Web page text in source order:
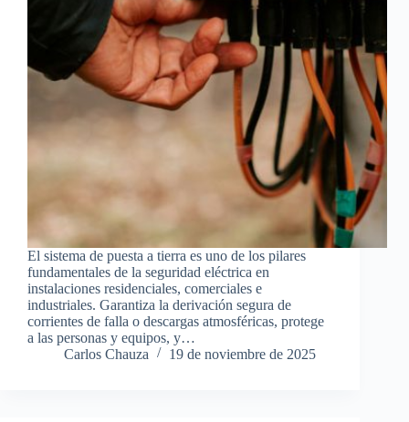
El sistema de puesta a tierra es uno de los pilares
fundamentales de la seguridad eléctrica en
instalaciones residenciales, comerciales e
industriales. Garantiza la derivación segura de
corrientes de falla o descargas atmosféricas, protege
a las personas y equipos, y…
Carlos Chauza
19 de noviembre de 2025